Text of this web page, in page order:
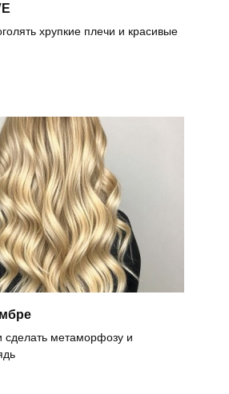
хрупкие плечи и красивые
метаморфозу и